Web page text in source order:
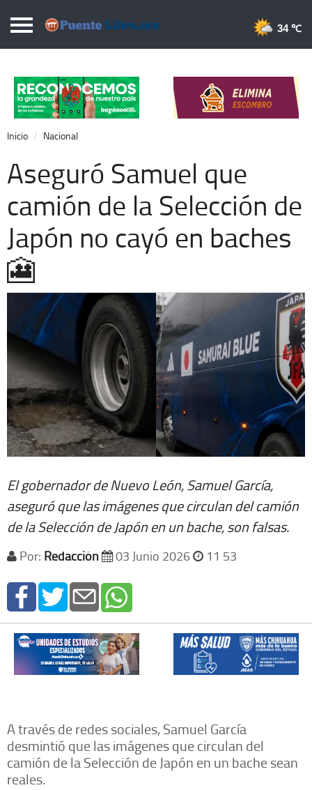
Puentelibre.mx
Local
Nacional
Opinión
Cronos
Economía
Espectáculos
Deportes
Extra +
34 ℃
Inicio Nacional
Aseguró Samuel que
camión de la Selección de
Japón no cayó en baches
🎦
El gobernador de Nuevo León, Samuel García,
aseguró que las imágenes que circulan del camión
de la Selección de Japón en un bache, son falsas.
Por: Redacción 03 Junio 2026 11 53
A través de redes sociales, Samuel García
desmintió que las imágenes que circulan del
camión de la Selección de Japón en un bache sean
reales.